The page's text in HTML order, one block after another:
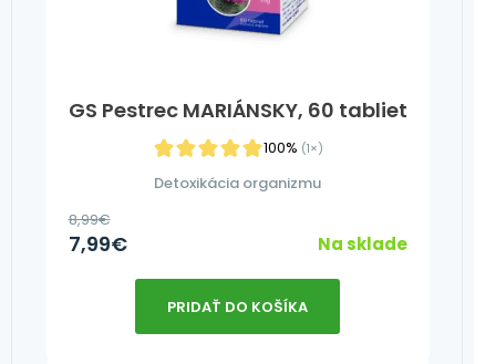
GS Pestrec MARIÁNSKY, 60 tabliet
100% (1×)
Detoxikácia organizmu
8,99€
7,99€ Na sklade
PRIDAŤ DO KOŠÍKA